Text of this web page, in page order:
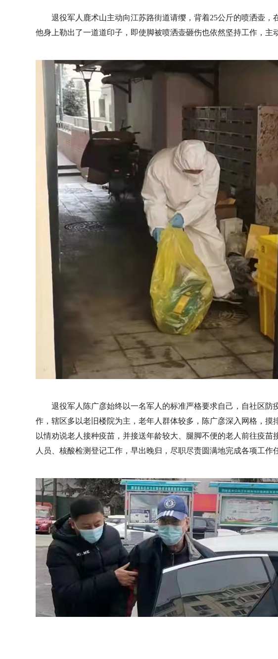
退役军人鹿术山主动向江苏路街道请缨，背着25公斤的喷洒壶
他身上勒出了一道道印子，即使脚被喷洒壶砸伤也依然坚持工作，主
退役军人陈广彦始终以一名军人的标准严格要求自己，自社区防
作，辖区多以老旧楼院为主，老年人群体较多，陈广彦深入网格，摸
以情劝说老人接种疫苗，并接送年龄较大、腿脚不便的老人前往疫
人员、核酸检测登记工作，早出晚归，尽职尽责圆满地完成各项工作